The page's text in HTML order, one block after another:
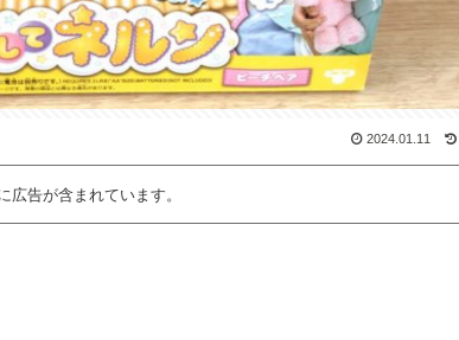
2024.01.11
広告が含まれています。